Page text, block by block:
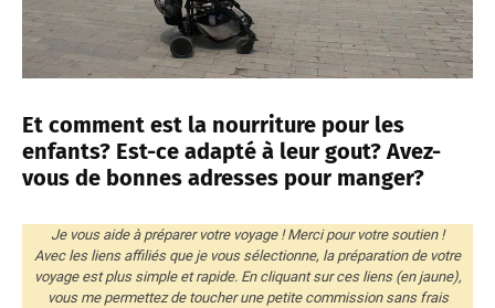
Et comment est la nourriture pour les
enfants? Est-ce adapté à leur gout? Avez-
vous de bonnes adresses pour manger?
Je vous aide à préparer votre voyage ! Merci pour votre soutien !
Avec les liens affiliés que je vous sélectionne, la préparation de votre
voyage est plus simple et rapide. En cliquant sur ces liens (en jaune),
vous me permettez de toucher une petite commission sans frais